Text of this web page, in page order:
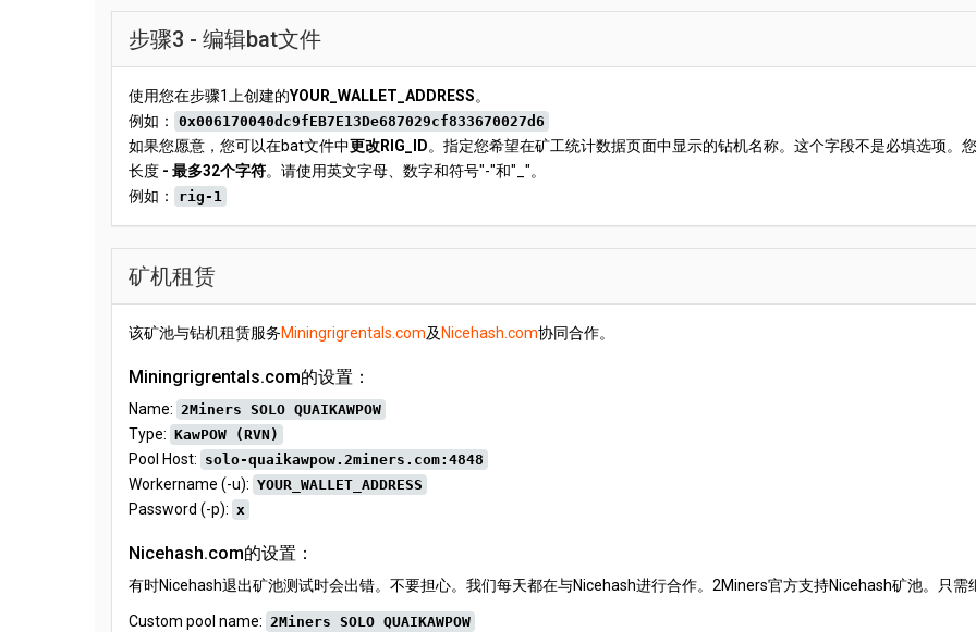
步骤3 - 编辑bat文件
使用您在步骤1上创建的YOUR_WALLET_ADDRESS。
例如：
0x006170040dc9fEB7E13De687029cf833670027d6
如果您愿意，您可以在bat文件中更改RIG_ID。指定您希望在矿工统计数据页面中显示的钻机名称。这个字段不是必填选项。
长度 - 最多32个字符。请使用英文字母、数字和符号"-"和"_"。
例如：
rig-1
矿机租赁
该矿池与钻机租赁服务Miningrigrentals.com及 Nicehash.com协同合作。
Miningrigrentals.com的设置：
Name: 2Miners SOLO QUAIKAWPOW
Type: KawPOW (RVN)
Pool Host: solo-quaikawpow.2miners.com:4848
Workername (-u): YOUR_WALLET_ADDRESS
Password (-p): x
Nicehash.com的设置：
有时Nicehash退出矿池测试时会出错。不要担心。我们每天都在与Nicehash进行合作。2Miners官方支持Nicehash矿池。只需
Custom pool name: 2Miners SOLO QUAIKAWPOW